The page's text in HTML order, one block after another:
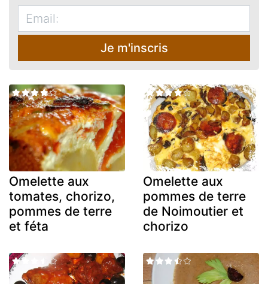
Je m'inscris
Omelette aux
tomates, chorizo,
pommes de terre
et féta
Omelette aux
pommes de terre
de Noimoutier et
chorizo